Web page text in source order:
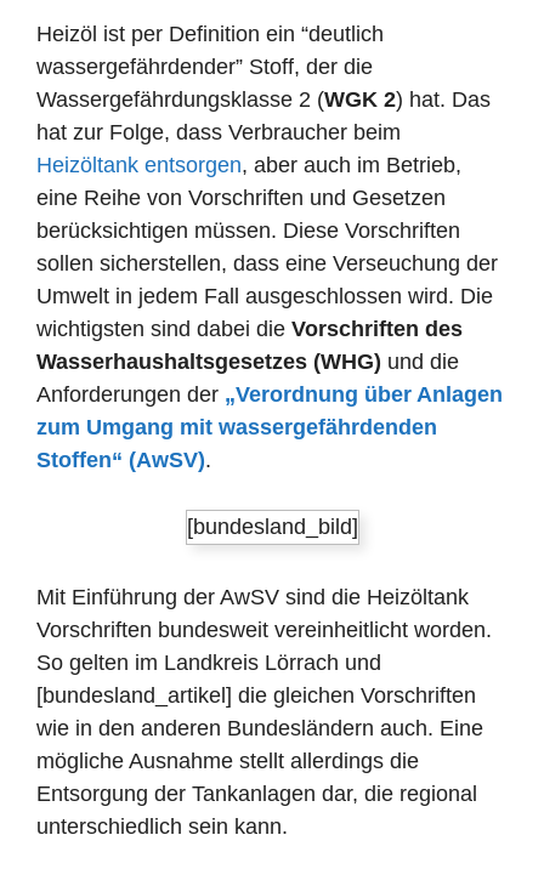
Heizöl ist per Definition ein “deutlich
wassergefährdender” Stoff, der die
Wassergefährdungsklasse 2 (WGK 2) hat. Das
hat zur Folge, dass Verbraucher beim
Heizöltank entsorgen, aber auch im Betrieb,
eine Reihe von Vorschriften und Gesetzen
berücksichtigen müssen. Diese Vorschriften
sollen sicherstellen, dass eine Verseuchung der
Umwelt in jedem Fall ausgeschlossen wird. Die
wichtigsten sind dabei die Vorschriften des
Wasserhaushaltsgesetzes (WHG) und die
Anforderungen der „Verordnung über Anlagen
zum Umgang mit wassergefährdenden
Stoffen“ (AwSV).
[bundesland_bild]
Mit Einführung der AwSV sind die Heizöltank
Vorschriften bundesweit vereinheitlicht worden.
So gelten im Landkreis Lörrach und
[bundesland_artikel] die gleichen Vorschriften
wie in den anderen Bundesländern auch. Eine
mögliche Ausnahme stellt allerdings die
Entsorgung der Tankanlagen dar, die regional
unterschiedlich sein kann.